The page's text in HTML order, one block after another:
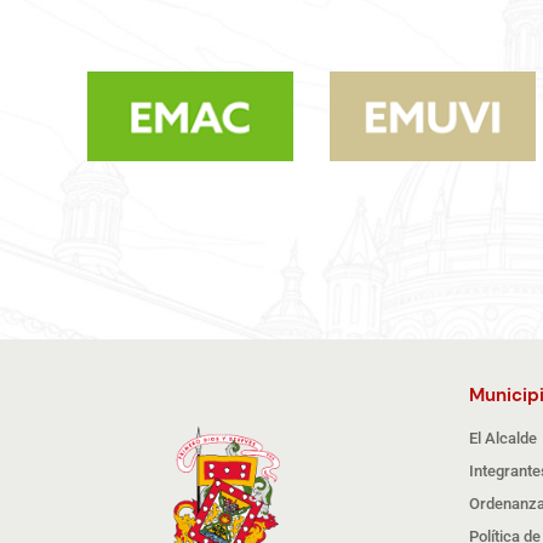
El Alcalde
Política